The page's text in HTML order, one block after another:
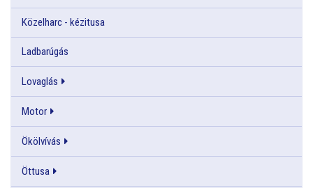
Közelharc - kézitusa
Ladbarúgás
Lovaglás
Motor
Ökölvívás
Öttusa